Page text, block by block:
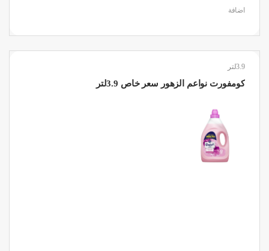
اضافة
3.9لتر
كومفورت نواعم الزهور سعر خاص 3.9لتر